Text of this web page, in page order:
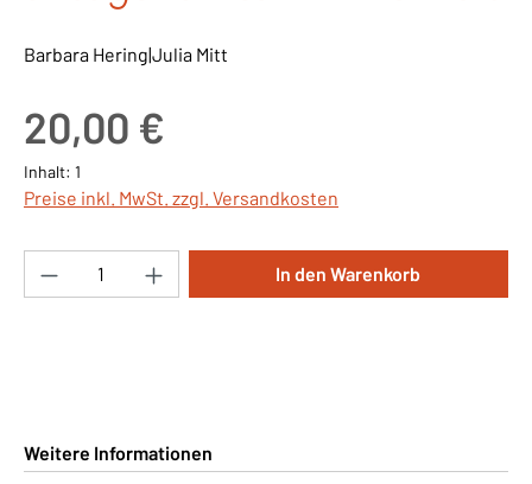
Barbara Hering|Julia Mitt
20,00 €
Inhalt: 1
Preise inkl. MwSt. zzgl. Versandkosten
Produkt Anzahl: Gib den gewünschten
In den Warenkorb
Weitere Informationen